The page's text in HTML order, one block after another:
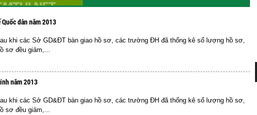
dân năm 2013
khi các Sở GD&ĐT bàn giao hồ sơ, các trường ĐH đã thống kê số lượng hồ sơ,
sơ đều giảm,...
năm 2013
khi các Sở GD&ĐT bàn giao hồ sơ, các trường ĐH đã thống kê số lượng hồ sơ,
sơ đều giảm,...